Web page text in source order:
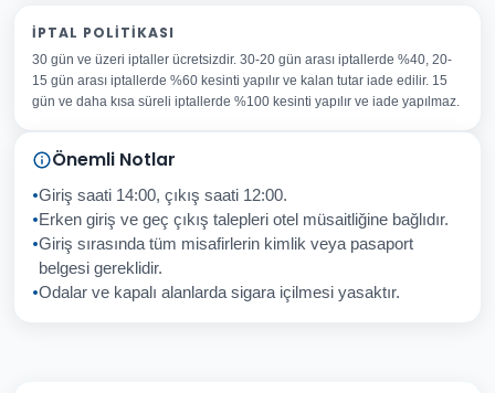
Adınız Soyadınız
E-posta Adresiniz
Konu
Sorunuz
İptal Gönder
İPTAL POLITIKASI
30 gün ve üzeri iptaller ücretsizdir. 30-20 gün arası iptallerde %40, 20-
15 gün arası iptallerde %60 kesinti yapılır ve kalan tutar iade edilir. 15
gün ve daha kısa süreli iptallerde %100 kesinti yapılır ve iade yapılmaz.
Önemli Notlar
Giriş saati 14:00, çıkış saati 12:00.
Erken giriş ve geç çıkış talepleri otel müsaitliğine bağlıdır.
Giriş sırasında tüm misafirlerin kimlik veya pasaport
belgesi gereklidir.
Odalar ve kapalı alanlarda sigara içilmesi yasaktır.